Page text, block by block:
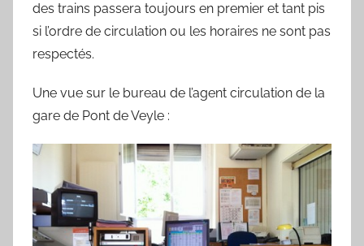
des trains passera toujours en premier et tant pis
si l’ordre de circulation ou les horaires ne sont pas
respectés.
Une vue sur le bureau de l’agent circulation de la
gare de Pont de Veyle :